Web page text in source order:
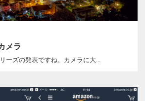
メラ
ーズの発表ですね。カメラに大...